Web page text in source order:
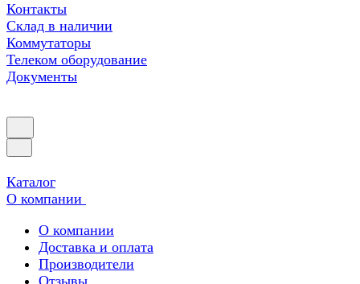
Контакты
Склад в наличии
Коммутаторы
Телеком оборудование
Документы
Каталог
О компании
О компании
Доставка и оплата
Производители
Отзывы